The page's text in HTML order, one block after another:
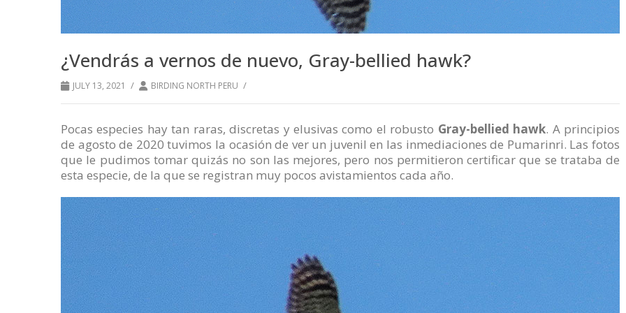
¿Vendrás a vernos de nuevo, Gray-bellied hawk?
JULY 13, 2021 / BIRDING NORTH PERU /
Pocas especies hay tan raras, discretas y elusivas como el robusto Gray-bellied hawk. A principios
de agosto de 2020 tuvimos la ocasión de ver un juvenil en las inmediaciones de Pumarinri. Las fotos
que le pudimos tomar quizás no son las mejores, pero nos permitieron certificar que se trataba de
esta especie, de la que se registran muy pocos avistamientos cada año.